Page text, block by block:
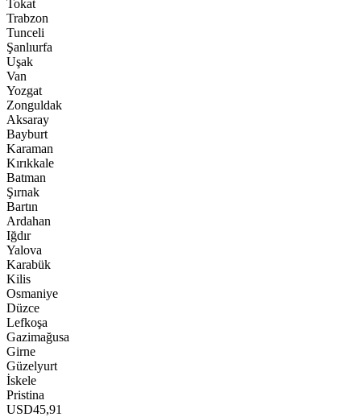
Tokat
Trabzon
Tunceli
Şanlıurfa
Uşak
Van
Yozgat
Zonguldak
Aksaray
Bayburt
Karaman
Kırıkkale
Batman
Şırnak
Bartın
Ardahan
Iğdır
Yalova
Karabük
Kilis
Osmaniye
Düzce
Lefkoşa
Gazimağusa
Girne
Güzelyurt
İskele
Pristina
USD45,91